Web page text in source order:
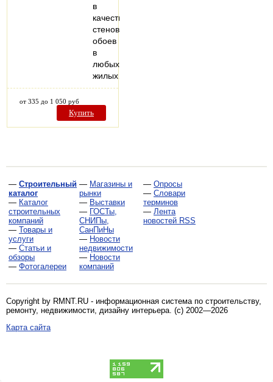
в
качестве
стеновых
обоев
в
любых
жилых…
от 335 до 1 050 руб
Купить
— Строительный
каталог
— Каталог
строительных
компаний
— Товары и
услуги
— Статьи и
обзоры
— Фотогалереи
— Магазины и
рынки
— Выставки
— ГОСТы,
СНИПы,
СанПиНы
— Новости
недвижимости
— Новости
компаний
— Опросы
— Словари
терминов
— Лента
новостей RSS
Copyright by RMNT.RU - информационная система по строительству,
ремонту, недвижимости, дизайну интерьера . (c) 2002—2026
Карта сайта